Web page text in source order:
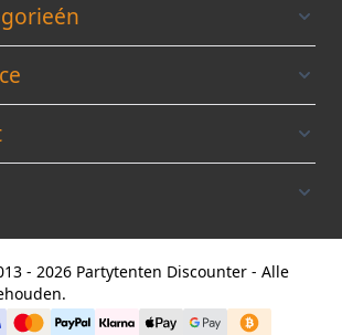
- 2026 Partytenten Discounter - Alle